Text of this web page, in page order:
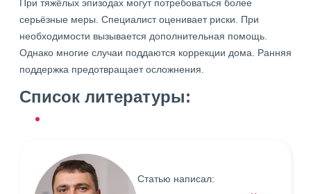
При тяжёлых эпизодах могут потребоваться более
серьёзные меры. Специалист оценивает риски. При
необходимости вызывается дополнительная помощь.
Однако многие случаи поддаются коррекции дома. Ранняя
поддержка предотвращает осложнения.
Список литературы:
Статью написал: